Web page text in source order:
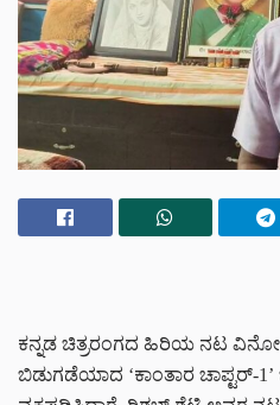
ಕನ್ನಡ ಚಿತ್ರರಂಗದ ಹಿರಿಯ ನಟ
ಬಿಡುಗಡೆಯಾದ ‘ಕಾಂತಾರ ಚಾಪ್ಟರ್-1’